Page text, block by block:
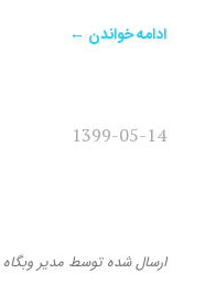
ادامه خواندن ←
1399-05-14
ارسال شدهتوسط مدیر وبگاه